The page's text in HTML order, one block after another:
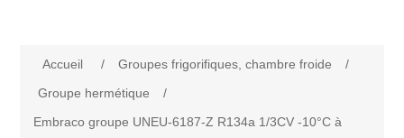
Accueil / Groupes frigorifiques, chambre froide
/
Groupe hermétique
/
Embraco groupe UNEU-6187-Z R134a 1/3CV -10°C à